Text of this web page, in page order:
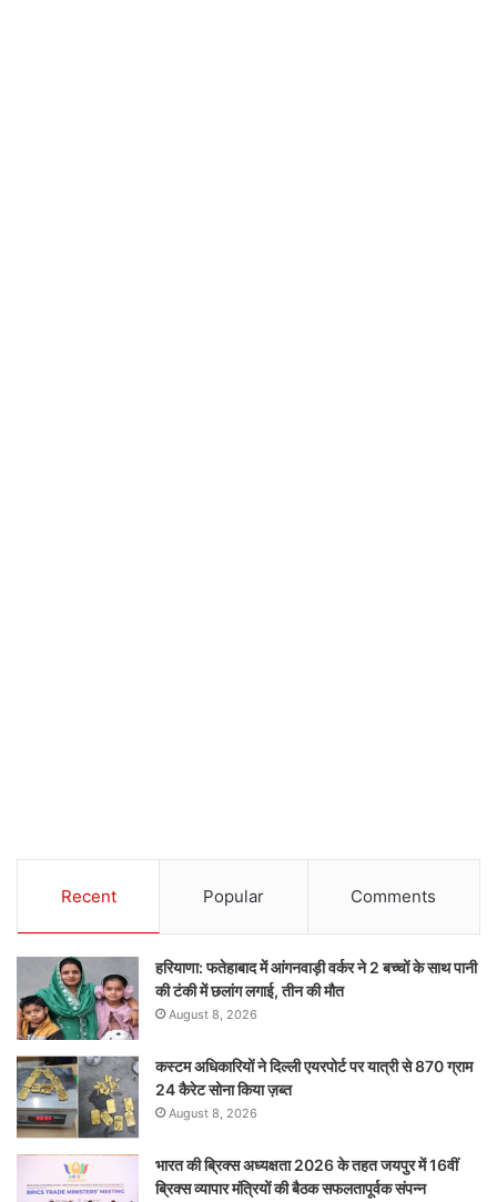
Recent Popular Comments
हरियाणा: फतेहाबाद में आंगनवाड़ी वर्कर ने 2 बच्चों के साथ पानी
की टंकी में छलांग लगाई, तीन की मौत
August 8, 2026
कस्टम अधिकारियों ने दिल्ली एयरपोर्ट पर यात्री से 870 ग्राम
24 कैरेट सोना किया ज़ब्त
August 8, 2026
भारत की ब्रिक्‍स अध्यक्षता 2026 के तहत जयपुर में 16वीं
ब्रिक्‍स व्यापार मंत्रियों की बैठक सफलतापूर्वक संपन्न